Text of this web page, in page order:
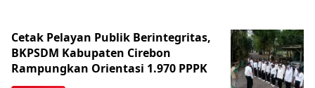
Cetak Pelayan Publik Berintegritas,
BKPSDM Kabupaten Cirebon
Rampungkan Orientasi 1.970 PPPK